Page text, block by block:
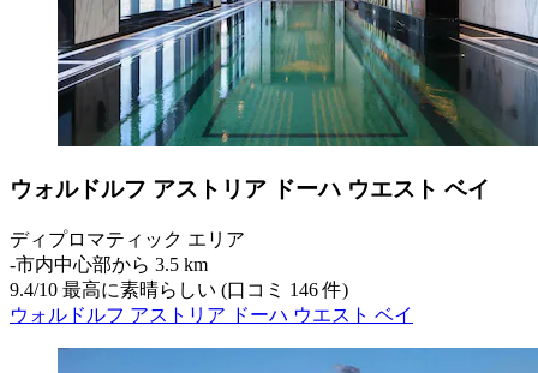
ウォルドルフ アストリア ドーハ ウエスト ベイ
ディプロマティック エリア
‐市内中心部から 3.5 km
9.4/10 最高に素晴らしい (口コミ 146 件)
ウォルドルフ アストリア ドーハ ウエスト ベイ